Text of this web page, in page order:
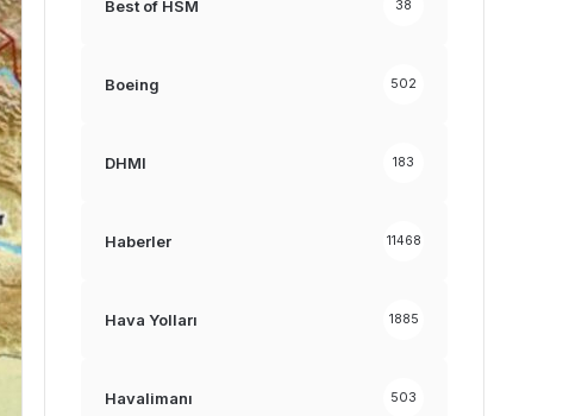
Best of HSM 38
Boeing 502
DHMI 183
Haberler 11468
Hava Yolları 1885
Havalimanı 503